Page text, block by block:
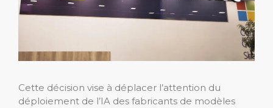
Cette décision vise à déplacer l’attention du
déploiement de l’IA des fabricants de modèles